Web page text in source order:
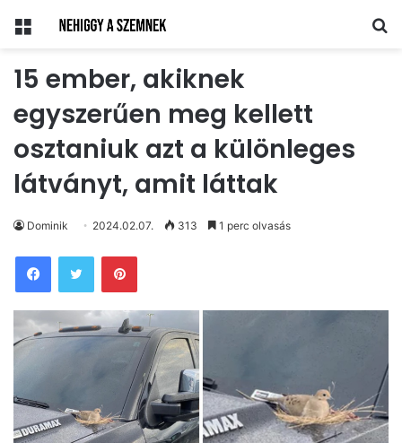
Menü
15 ember, akiknek
egyszerűen meg kellett
osztaniuk azt a különleges
látványt, amit láttak
Dominik 2024.02.07. 313 1 perc olvasás
Pinterest